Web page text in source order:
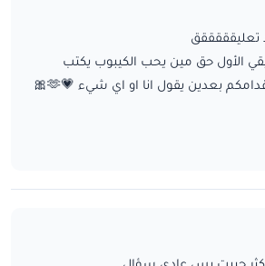
تعليقققققق
الأول حق مين يحب الكيبوب يكتب
بعدين يقول انا او اي شيء 💗🫶🎀